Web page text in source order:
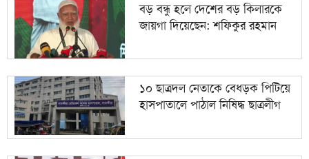
বড় বন্ধু হলে দেশের বড় কিলারকে
জায়গা দিয়েছেন: শফিকুর রহমান
১০ ছাত্রদল নেতাকে বেধড়ক পিটিয়ে
হাসপাতালে পাঠাল নিষিদ্ধ ছাত্রলীগ